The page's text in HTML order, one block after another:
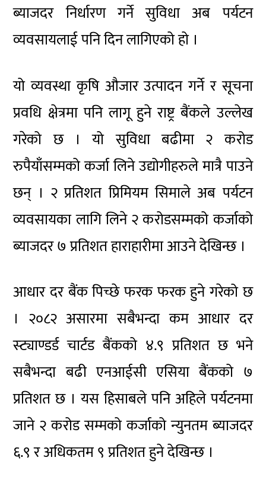
ब्याजदर निर्धारण गर्ने सुविधा अब पर्यटन
व्यवसायलाई पनि दिन लागिएको हो ।
यो व्यवस्था कृषि औजार उत्पादन गर्ने र सूचना
प्रवधि क्षेत्रमा पनि लागू हुने राष्ट्र बैंकले उल्लेख
गरेको छ । यो सुविधा बढीमा २ करोड
रुपैयाँसम्मको कर्जा लिने उद्योगीहरुले मात्रै पाउने
छन् । २ प्रतिशत प्रिमियम सिमाले अब पर्यटन
व्यवसायका लागि लिने २ करोडसम्मको कर्जाको
ब्याजदर ७ प्रतिशत हाराहारीमा आउने देखिन्छ ।
आधार दर बैंक पिच्छे फरक फरक हुने गरेको छ
। २०८२ असारमा सबैभन्दा कम आधार दर
स्ट्याण्डर्ड चार्टड बैंकको ४.९ प्रतिशत छ भने
सबैभन्दा बढी एनआईसी एसिया बैंकको ७
प्रतिशत छ । यस हिसाबले पनि अहिले पर्यटनमा
जाने २ करोड सम्मको कर्जाको न्युनतम ब्याजदर
६.९ र अधिकतम ९ प्रतिशत हुने देखिन्छ ।